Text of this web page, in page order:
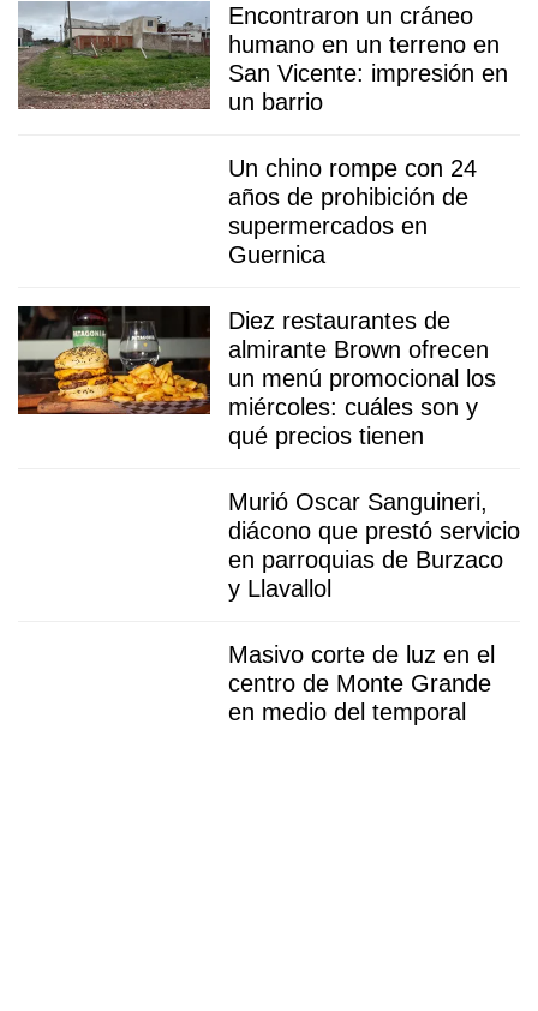
Encontraron un cráneo
humano en un terreno en
San Vicente: impresión en
un barrio
Un chino rompe con 24
años de prohibición de
supermercados en
Guernica
Diez restaurantes de
almirante Brown ofrecen
un menú promocional los
miércoles: cuáles son y
qué precios tienen
Murió Oscar Sanguineri,
diácono que prestó servicio
en parroquias de Burzaco
y Llavallol
Masivo corte de luz en el
centro de Monte Grande
en medio del temporal